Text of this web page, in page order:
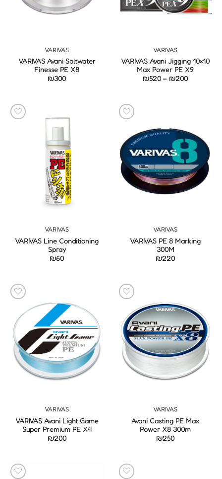
VARIVAS
VARIVAS Avani Jigging 10×10
Max Power PE X9
₪200
–
₪520
VARIVAS
VARIVAS Avani Saltwater
Finesse PE X8
₪300
VARIVAS
VARIVAS PE 8 Marking
300M
₪220
VARIVAS
VARIVAS Line Conditioning
Spray
₪60
VARIVAS
Avani Casting PE Max
Power X8 300m
₪250
VARIVAS
VARIVAS Avani Light Game
Super Premium PE X4
₪200